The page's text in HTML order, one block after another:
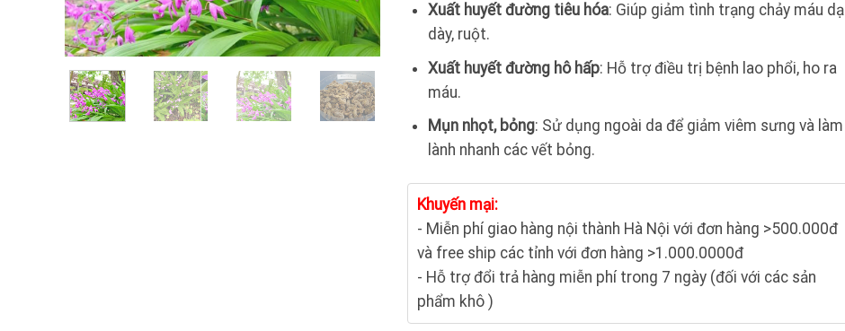
Xuất huyết đường tiêu hóa: Giúp giảm tình trạng chảy máu dạ
dày, ruột.
Xuất huyết đường hô hấp: Hỗ trợ điều trị bệnh lao phổi, ho ra
máu.
Mụn nhọt, bỏng: Sử dụng ngoài da để giảm viêm sưng và làm
lành nhanh các vết bỏng.
Khuyến mại:
- Miễn phí giao hàng nội thành Hà Nội với đơn hàng >500.000đ
và free ship các tỉnh với đơn hàng >1.000.0000đ
- Hỗ trợ đổi trả hàng miễn phí trong 7 ngày (đối với các sản
phẩm khô )